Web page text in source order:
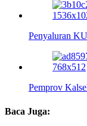
Penyaluran
Pemprov
Baca Juga: